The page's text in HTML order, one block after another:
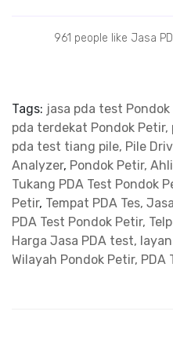
961 people like Jasa
Tags: jasa pda test
pda terdekat Pondok
pda test tiang pile, Pile
Analyzer, Pondok Petir,
Tukang PDA Test Pondok
Petir, Tempat PDA Tes,
PDA Test Pondok Petir,
Harga Jasa PDA test,
Wilayah Pondok Petir, PDA